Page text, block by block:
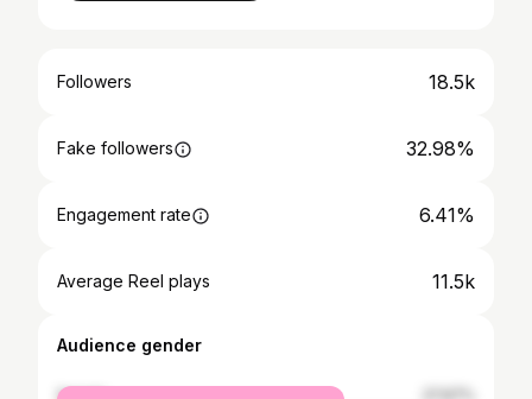
Followers 18.5k
Fake followers 32.98%
Engagement rate 6.41%
Average Reel plays 11.5k
Audience gender
female